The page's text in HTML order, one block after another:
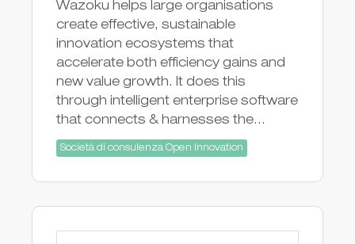
Wazoku helps large organisations
create effective, sustainable
innovation ecosystems that
accelerate both efficiency gains and
new value growth. It does this
through intelligent enterprise software
that connects & harnesses the...
Società di consulenza Open Innovation